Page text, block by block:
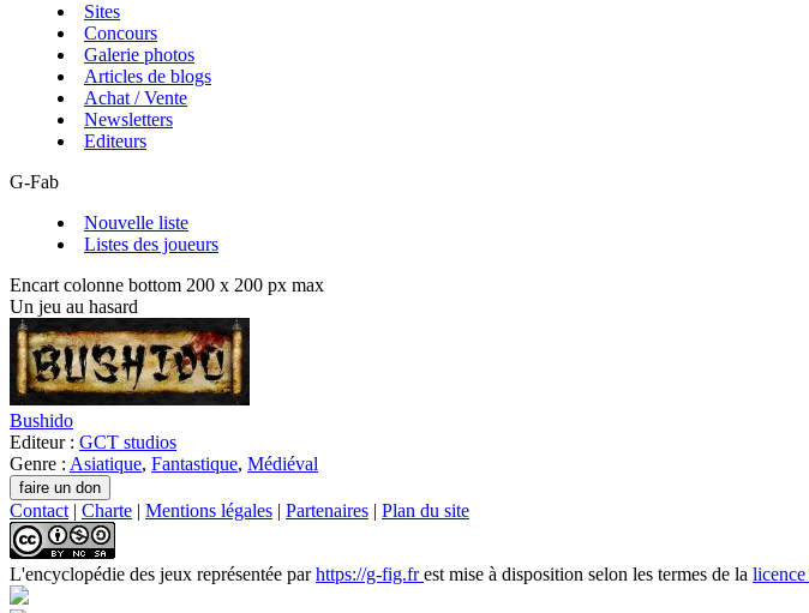
Sites
Concours
Galerie photos
Articles de blogs
Achat / Vente
Newsletters
Editeurs
G-Fab
Nouvelle liste
Listes des joueurs
Encart colonne bottom 200 x 200 px max
Un jeu au hasard
Bushido
Editeur : GCT studios
Genre : Asiatique, Fantastique, Médiéval
Contact | Charte | Mentions légales | Partenaires | Plan du site
L'encyclopédie des jeux représentée parhttps://g-fig.frest mise à disposition selon les termes de la